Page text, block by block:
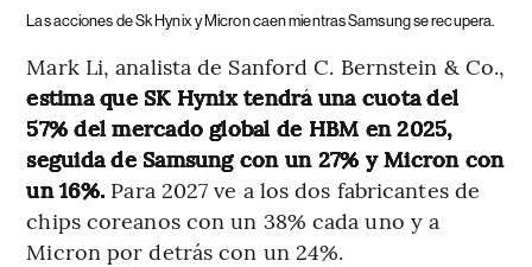
Las acciones de Sk Hynix y Micron caen mientras Samsung se recupera.
Mark Li, analista de Sanford C. Bernstein & Co.,
estima que SK Hynix tendrá una cuota del
57% del mercado global de HBM en 2025,
seguida de Samsung con un 27% y Micron con
un 16%. Para 2027 ve a los dos fabricantes de
chips coreanos con un 38% cada uno y a
Micron por detrás con un 24%.